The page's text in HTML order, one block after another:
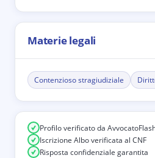
Materie legali
Contenzioso stragiudiziale
Profilo verificato da
Iscrizione Albo verificata al CNF
Risposta confidenziale garantita